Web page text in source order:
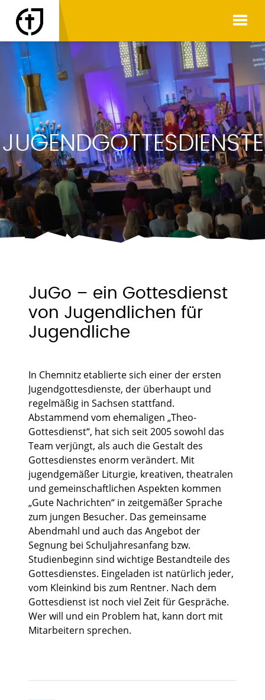
JUGEND­GOTTES­DIENSTE
JuGo – ein Gottesdienst
von Jugendlichen für
Jugendliche
In Chemnitz etablierte sich einer der ersten
Jugendgottesdienste, der überhaupt und
regelmäßig in Sachsen stattfand.
Abstammend vom ehemaligen „Theo-
Gottesdienst“, hat sich seit 2005 sowohl das
Team verjüngt, als auch die Gestalt des
Gottesdienstes enorm verändert. Mit
jugendgemäßer Liturgie, kreativen, theatralen
und gemeinschaftlichen Aspekten kommen
„Gute Nachrichten“ in zeitgemäßer Sprache
zum jungen Besucher. Das gemeinsame
Abendmahl und auch das Angebot der
Segnung bei Schuljahresanfang bzw.
Studienbeginn sind wichtige Bestandteile des
Gottesdienstes. Eingeladen ist natürlich jeder,
vom Kleinkind bis zum Rentner. Nach dem
Gottesdienst ist noch viel Zeit für Gespräche.
Wer will und ein Problem hat, kann dort mit
Mitarbeitern sprechen.